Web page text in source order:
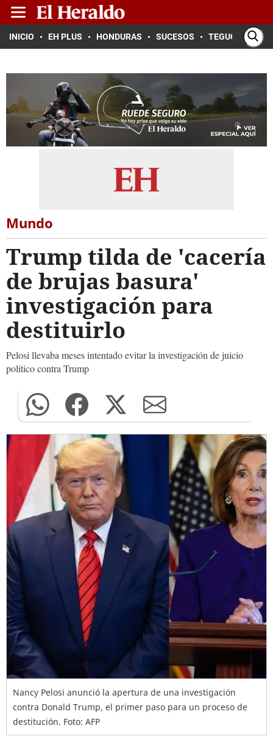
INICIO EH PLUS HONDURAS SUCESOS TEGUCIGALPA
Mundo
Trump tilda de 'cacería
de brujas basura'
investigación para
destituirlo
Pelosi llevaba meses intentado evitar la investigación de juicio
político contra Trump
Nancy Pelosi anunció la apertura de una investigación
contra Donald Trump, el primer paso para un proceso de
destitución. Foto: AFP